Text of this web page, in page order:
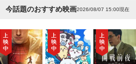
今話題のおすすめ映画2026/08/07 15:00現在